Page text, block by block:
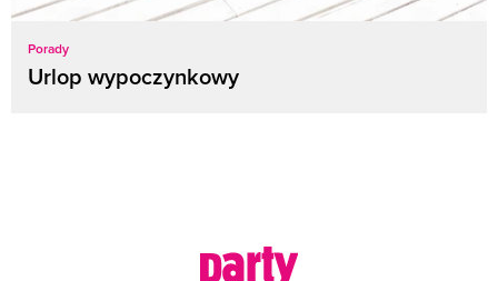
Porady
Urlop wypoczynkowy